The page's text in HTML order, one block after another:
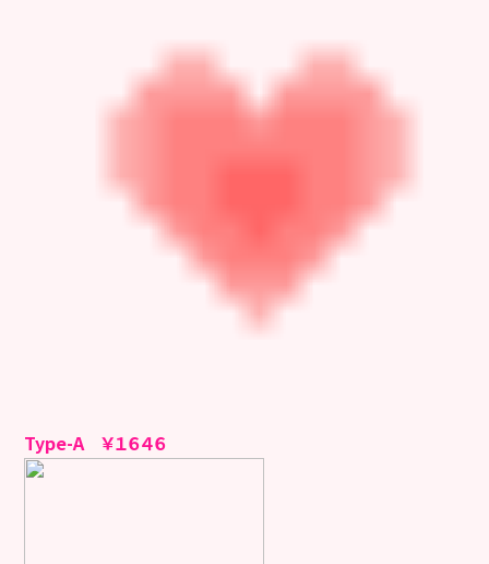
Type-A ￥１６４６